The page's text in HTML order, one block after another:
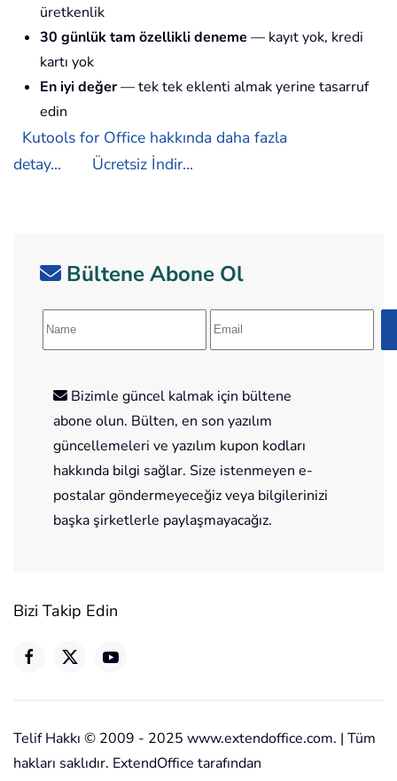
üretkenlik
30 günlük tam özellikli deneme — kayıt yok, kredi
kartı yok
En iyi değer— tek tek eklenti almak yerine tasarruf
edin
Kutools for Office hakkında daha fazla
detay...
Ücretsiz İndir...
Bültene Abone Ol
Bizimle güncel kalmak için bültene
abone olun. Bülten, en son yazılım
güncellemeleri ve yazılım kupon kodları
hakkında bilgi sağlar. Size istenmeyen e-
postalar göndermeyeceğiz veya bilgilerinizi
başka şirketlerle paylaşmayacağız.
Bizi Takip Edin
Telif Hakkı © 2009 - 2025 www.extendoffice.com. | Tüm
hakları saklıdır. ExtendOffice tarafından